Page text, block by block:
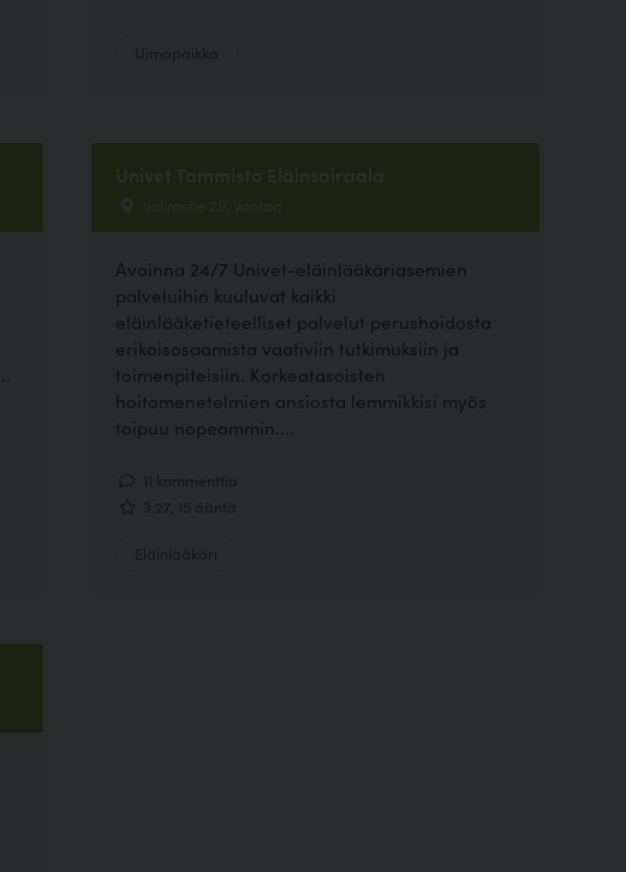
Univet Tammisto Eläinsairaala
Valimotie 29, Vantaa
Avoinna 24/7 Univet-eläinlääkäriasemien
palveluihin kuuluvat kaikki
eläinlääketieteelliset palvelut perushoidosta
erikoisosaamista vaativiin tutkimuksiin ja
toimenpiteisiin. Korkeatasoisten
hoitomenetelmien ansiosta lemmikkisi myös
toipuu nopeammin....